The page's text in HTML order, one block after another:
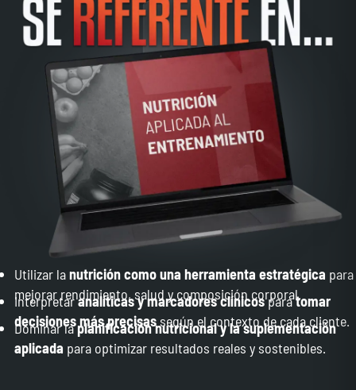
Utilizar lanutrición como una herramienta estratégica para
mejorar rendimiento, salud y composición corporal.
Interpretaranalíticas y marcadores clínicosparatomar
decisiones más precisassegún el contexto de cada cliente.
Dominar laplanificación nutricional y la suplementación
aplicada para optimizar resultados reales y sostenibles.